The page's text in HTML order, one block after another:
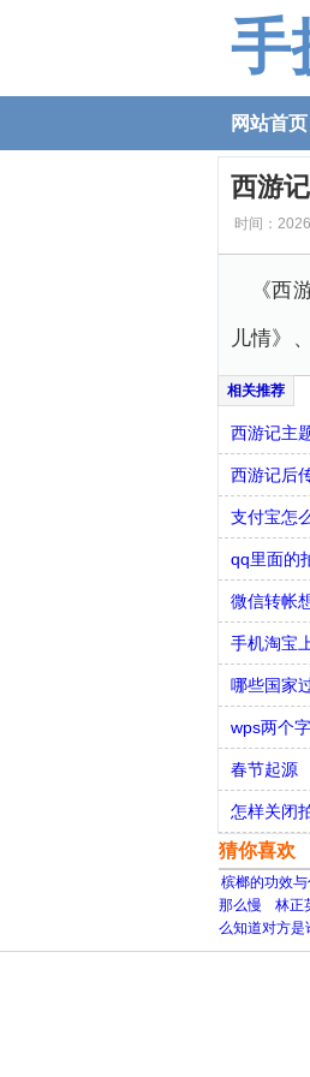
手
网站首页
西游
时间：
《西
儿情》
西游记主
西游记后
支付宝怎
qq里面的
微信转帐
手机淘宝
哪些国家
wps两个
春节起源
怎样关闭
猜你喜欢
槟榔的功效
那么慢
林正
么知道对方是